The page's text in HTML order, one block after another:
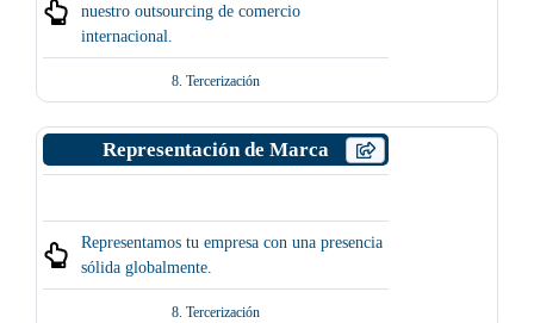
nuestro outsourcing de comercio
internacional.
8. Tercerización
Representación de Marca
Representamos tu empresa con una presencia
sólida globalmente.
8. Tercerización